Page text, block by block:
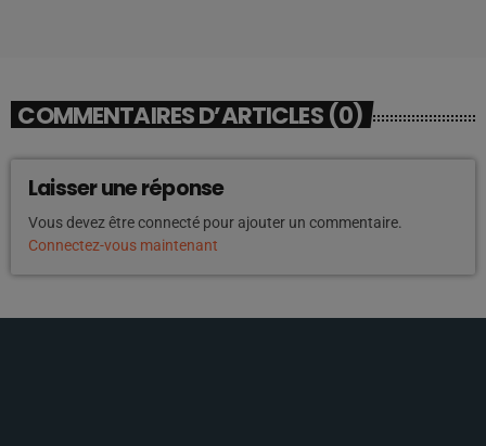
COMMENTAIRES D’ARTICLES (0)
Laisser une réponse
Vous devez être connecté pour ajouter un commentaire.
Connectez-vous maintenant